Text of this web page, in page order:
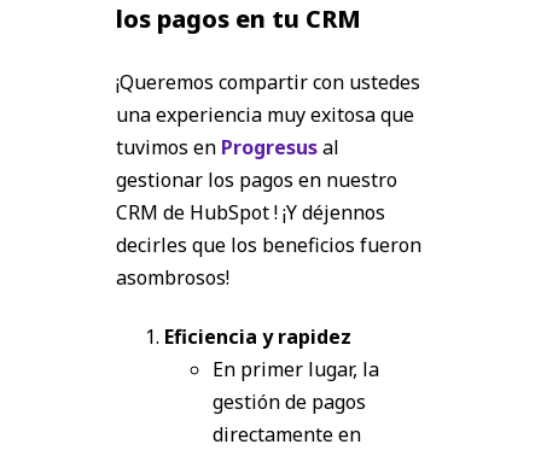
los pagos en tu CRM
¡Queremos compartir con ustedes
una experiencia muy exitosa que
tuvimos en Progresusal
gestionar los pagos en nuestro
CRM de HubSpot! ¡Y déjennos
decirles que los beneficios fueron
asombrosos!
Eficiencia y rapidez
En primer lugar, la
gestión de pagos
directamente en